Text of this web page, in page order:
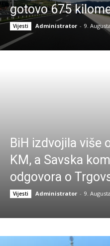
gotovo 675
Vijesti Administrator - 9.
BiH izdvojila više
KM, a Savska
odgovora o
Vijesti Administrator - 9.